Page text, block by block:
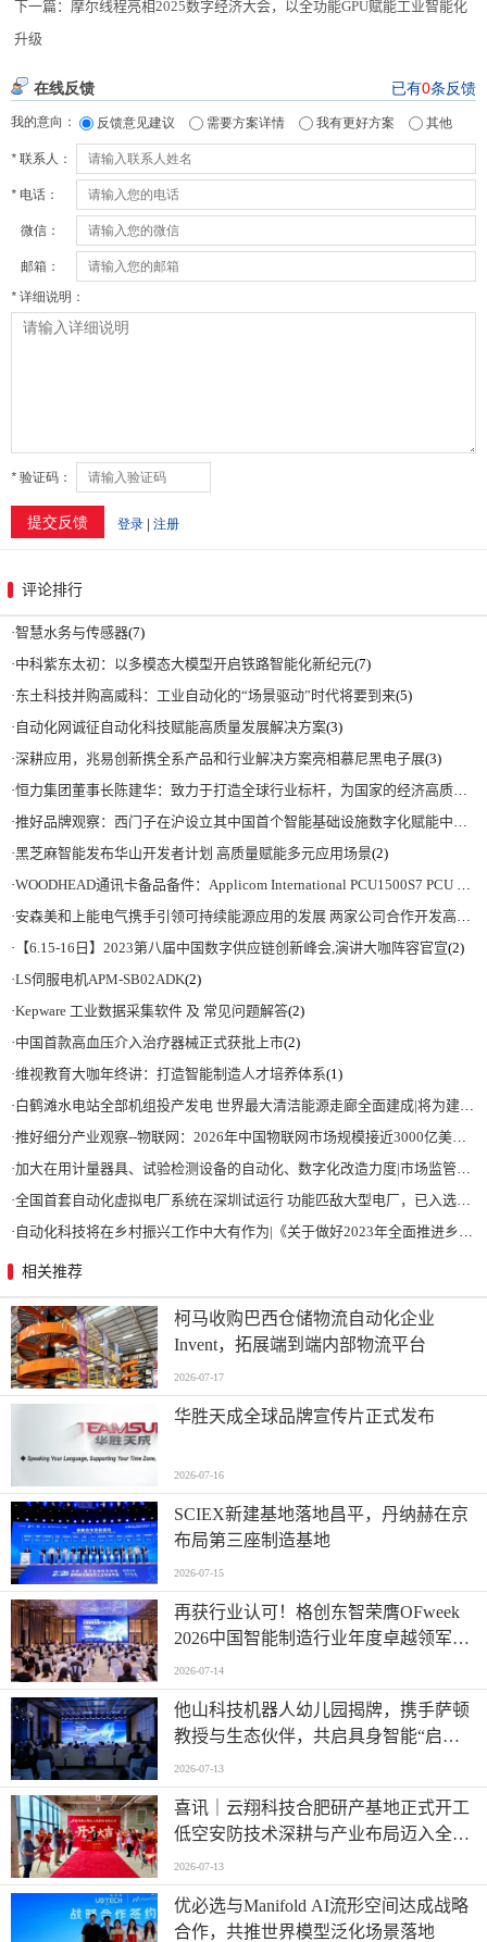
下一篇： 摩尔线程亮相2025数字经济大会，以全功能GPU赋能工业智能化
升级
评论排行
·智慧水务与传感器(7)
·中科紫东太初：以多模态大模型开启铁路智能化新纪元(7)
·东土科技并购高威科：工业自动化的“场景驱动”时代将要到来(5)
· 自动化网诚征自动化科技赋能高质量发展解决方案(3)
·深耕应用，兆易创新携全系产品和行业解决方案亮相慕尼黑电子展(3)
·恒力集团董事长陈建华：致力于打造全球行业标杆，为国家的经济高质量发展贡献更大力量|上海电气集团党委书记、董事长吴磊来访
·推好品牌观察：西门子在沪设立其中国首个智能基础设施数字化赋能中心
·黑芝麻智能发布华山开发者计划 高质量赋能多元应用场景(2)
·WOODHEAD通讯卡备品备件：Applicom International PCU1500S7 PCU 1500 S7 V4.5.0
·安森美和上能电气携手引领可持续能源应用的发展 两家公司合作开发高性能储能和太阳能组串式逆变器方案 以实现可持续的未来
· 【6.15-16日】2023第八届中国数字供应链创新峰会,演讲大咖阵容官宣(2)
·LS伺服电机APM-SB02ADK(2)
·Kepware 工业数据采集软件 及 常见问题解答(2)
·中国首款高血压介入治疗器械正式获批上市(2)
·维视教育大咖年终讲：打造智能制造人才培养体系(1)
·白鹤滩水电站全部机组投产发电 世界最大清洁能源走廊全面建成|将为建设新型能源体系、保障国家能源安全、实现“双碳”目标提供有力支撑
·推好细分产业观察--物联网：2026年中国物联网市场规模接近3000亿美元 智慧工厂、智慧城市、智慧电网等将占60%以上
·加大在用计量器具、试验检测设备的自动化、数字化改造力度|市场监管总局 工业和信息化部 关于促进企业计量能力提升的指导意见
·全国首套自动化虚拟电厂系统在深圳试运行 功能匹敌大型电厂，已入选国际典型案例
· 自动化科技将在乡村振兴工作中大有作为|《关于做好2023年全面推进乡村振兴重点工作的意见》发布
相关推荐
柯马收购巴西仓储物流自动化企业
Invent，拓展端到端内部物流平台
2026-07-17
华胜天成全球品牌宣传片正式发布
2026-07-16
SCIEX新建基地落地昌平，丹纳赫在京
布局第三座制造基地
2026-07-15
再获行业认可！格创东智荣膺OFweek
2026中国智能制造行业年度卓越领军企
业奖
2026-07-14
他山科技机器人幼儿园揭牌，携手萨顿
教授与生态伙伴，共启具身智能“启蒙
时代”
2026-07-13
喜讯｜云翔科技合肥研产基地正式开工
低空安防技术深耕与产业布局迈入全新
阶段
2026-07-13
优必选与Manifold AI流形空间达成战略
合作，共推世界模型泛化场景落地